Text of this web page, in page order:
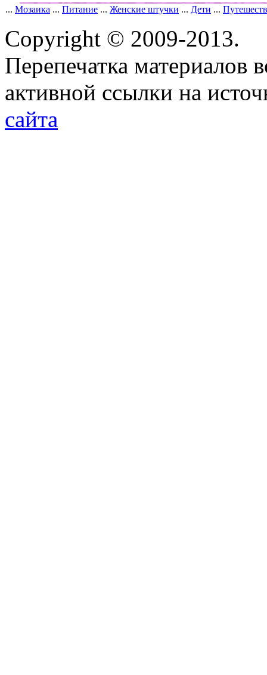
... Мозаика ... Питание ... Женские штучки ... Дети ...
Copyright © 2009-2013.
Перепечатка материалов
активной ссылки на
сайта